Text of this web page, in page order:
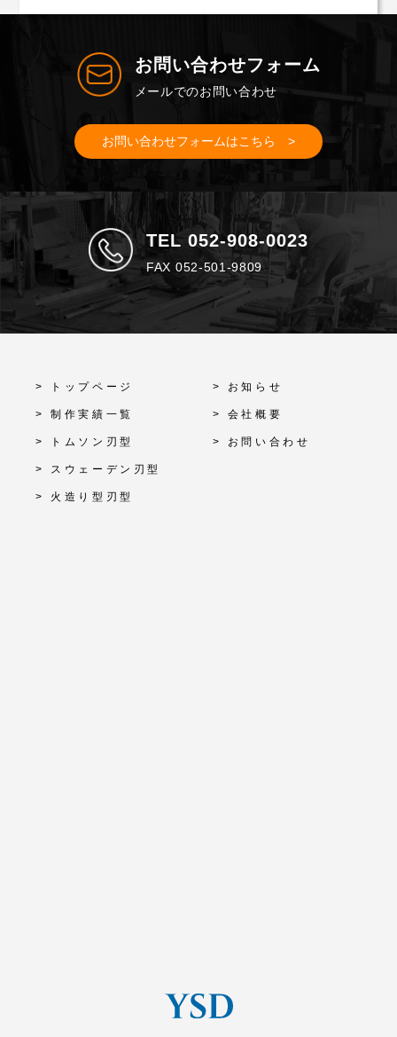
お問い合わせフォーム
メールでのお問い合わせ
お問い合わせフォームはこちら >
TEL 052-908-0023
FAX 052-501-9809
> トップページ
> 制作実績一覧
> トムソン刃型
> スウェーデン刃型
> 火造り型刃型
> お知らせ
> 会社概要
> お問い合わせ